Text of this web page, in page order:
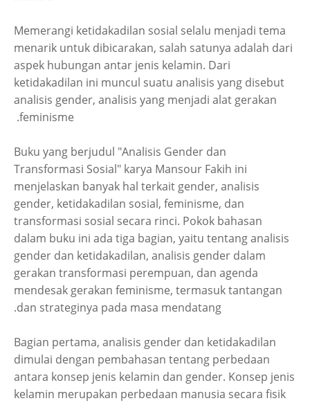
Memerangi ketidakadilan sosial selalu menjadi tema
menarik untuk dibicarakan, salah satunya adalah dari
aspek hubungan antar jenis kelamin. Dari
ketidakadilan ini muncul suatu analisis yang disebut
analisis gender, analisis yang menjadi alat gerakan
feminisme.
Buku yang berjudul "Analisis Gender dan
Transformasi Sosial" karya Mansour Fakih ini
menjelaskan banyak hal terkait gender, analisis
gender, ketidakadilan sosial, feminisme, dan
transformasi sosial secara rinci. Pokok bahasan
dalam buku ini ada tiga bagian, yaitu tentang analisis
gender dan ketidakadilan, analisis gender dalam
gerakan transformasi perempuan, dan agenda
mendesak gerakan feminisme, termasuk tantangan
dan strateginya pada masa mendatang.
Bagian pertama, analisis gender dan ketidakadilan
dimulai dengan pembahasan tentang perbedaan
antara konsep jenis kelamin dan gender. Konsep jenis
kelamin merupakan perbedaan manusia secara fisik